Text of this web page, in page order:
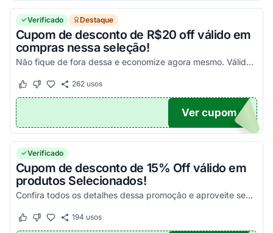
Verificado Destaque
Cupom de desconto de R$20 off válido em
compras nessa seleção!
Não fique de fora dessa e economize agora mesmo. Válido somente nessa seleção!
Este cupom funcionou
Este cupom não funcionou
262usos
VO
Ver cupom
Verificado
Cupom de desconto de 15% Off válido em
produtos Selecionados!
Confira todos os detalhes dessa promoção e aproveite seus descontos da melhor maneira possível!
Este cupom funcionou
Este cupom não funcionou
194 usos